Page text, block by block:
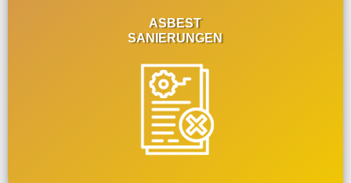
ASBEST
SANIERUNGEN